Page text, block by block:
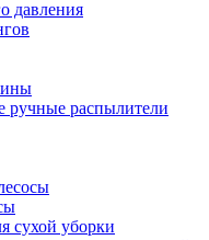
давления
ручные распылители
сухой уборки